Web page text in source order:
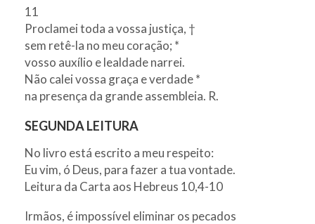
11
Proclamei toda a vossa justiça, †
sem retê-la no meu coração; *
vosso auxílio e lealdade narrei.
Não calei vossa graça e verdade *
na presença da grande assembleia. R.
SEGUNDA LEITURA
No livro está escrito a meu respeito:
Eu vim, ó Deus, para fazer a tua vontade.
Leitura da Carta aos Hebreus 10,4-10
Irmãos, é impossível eliminar os pecados